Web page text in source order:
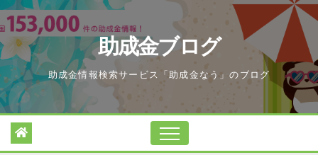
Skip
to
content
助成金ブログ
助成金情報検索サービス「助成金なう」のブログ